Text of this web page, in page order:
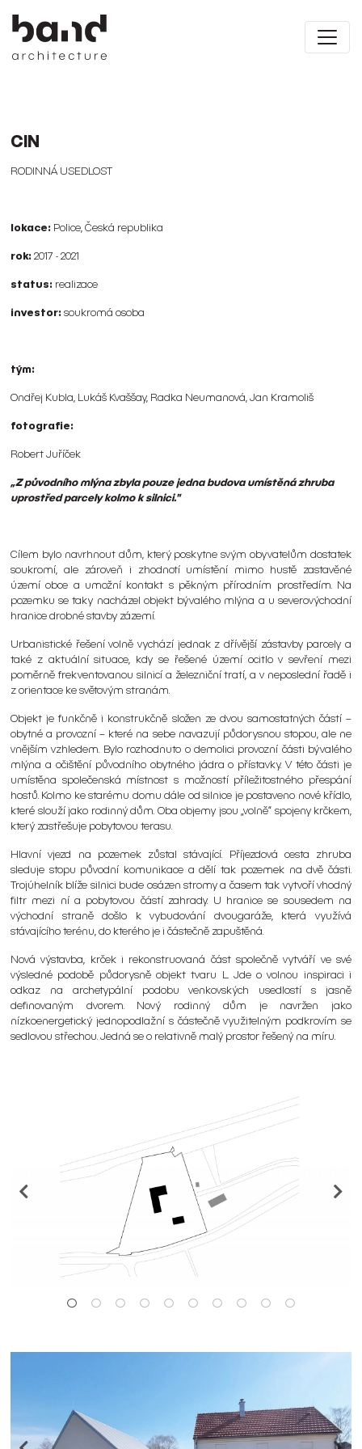
CIN
RODINNÁ USEDLOST
lokace: Police, Česká republika
rok: 2017 - 2021
status: realizace
investor: soukromá osoba
tým:
Ondřej Kubla, Lukáš Kvaššay, Radka Neumanová, Jan Kramoliš
fotografie:
Robert Juříček
„Z původního mlýna zbyla pouze jedna budova umístěná zhruba
uprostřed parcely kolmo k silnici."
Cílem bylo navrhnout dům, který poskytne svým obyvatelům dostatek
soukromí, ale zároveň i zhodnotí umístění mimo hustě zastavěné
území obce a umožní kontakt s pěkným přírodním prostředím. Na
pozemku se taky nacházel objekt bývalého mlýna a u severovýchodní
hranice drobné stavby zázemí.
Urbanistické řešení volně vychází jednak z dřívější zástavby parcely a
také z aktuální situace, kdy se řešené území ocitlo v sevření mezi
poměrně frekventovanou silnicí a železniční tratí, a v neposlední řadě i
z orientace ke světovým stranám.
Objekt je funkčně i konstrukčně složen ze dvou samostatných částí –
obytné a provozní – které na sebe navazují půdorysnou stopou, ale ne
vnějším vzhledem. Bylo rozhodnuto o demolici provozní části bývalého
mlýna a očištění původního obytného jádra o přístavky. V této části je
umístěna společenská místnost s možností příležitostného přespání
hostů. Kolmo ke starému domu dále od silnice je postaveno nové křídlo,
které slouží jako rodinný dům. Oba objemy jsou „volně“ spojeny krčkem,
který zastřešuje pobytovou terasu.
Hlavní vjezd na pozemek zůstal stávající. Příjezdová cesta zhruba
sleduje stopu původní komunikace a dělí tak pozemek na dvě části.
Trojúhelník blíže silnici bude osázen stromy a časem tak vytvoří vhodný
filtr mezi ní a pobytovou částí zahrady. U hranice se sousedem na
východní straně došlo k vybudování dvougaráže, která využívá
stávajícího terénu, do kterého je i částečně zapuštěná.
Nová výstavba, krček i rekonstruovaná část společně vytváří ve své
výsledné podobě půdorysně objekt tvaru L. Jde o volnou inspiraci i
odkaz na archetypální podobu venkovských usedlostí s jasně
definovaným dvorem. Nový rodinný dům je navržen jako
nízkoenergetický jednopodlažní s částečně využitelným podkrovím se
sedlovou střechou. Jedná se o relativně malý prostor řešený na míru.